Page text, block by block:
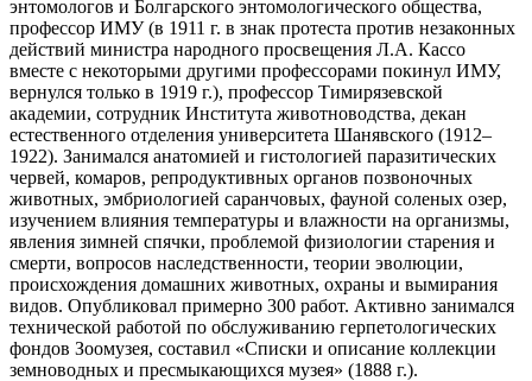
энтомологов и Болгарского энтомологического общества,
профессор ИМУ (в 1911 г. в знак протеста против незаконных
действий министра народного просвещения Л.А. Кассо
вместе с некоторыми другими профессорами покинул ИМУ,
вернулся только в 1919 г.), профессор Тимирязевской
академии, сотрудник Института животноводства, декан
естественного отделения университета Шанявского (1912–
1922). Занимался анатомией и гистологией паразитических
червей, комаров, репродуктивных органов позвоночных
животных, эмбриологией саранчовых, фауной соленых озер,
изучением влияния температуры и влажности на организмы,
явления зимней спячки, проблемой физиологии старения и
смерти, вопросов наследственности, теории эволюции,
происхождения домашних животных, охраны и вымирания
видов. Опубликовал примерно 300 работ. Активно занимался
технической работой по обслуживанию герпетологических
фондов Зоомузея, составил «Списки и описание коллекции
земноводных и пресмыкающихся музея» (1888 г.).